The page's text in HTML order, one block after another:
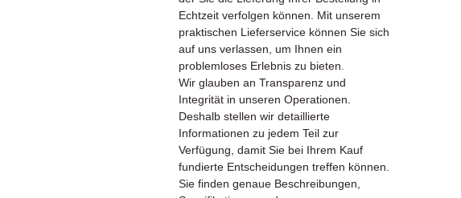
Echtzeit verfolgen können. Mit unserem
praktischen Lieferservice können Sie sich
auf uns verlassen, um Ihnen ein
problemloses Erlebnis zu bieten.
Wir glauben an Transparenz und
Integrität in unseren Operationen.
Deshalb stellen wir detaillierte
Informationen zu jedem Teil zur
Verfügung, damit Sie bei Ihrem Kauf
fundierte Entscheidungen treffen können.
Sie finden genaue Beschreibungen,